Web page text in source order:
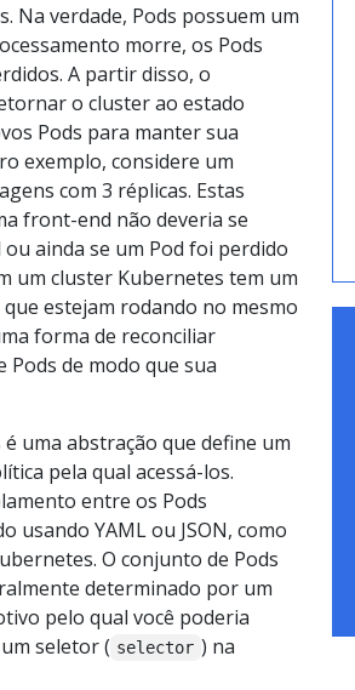
Na verdade, Pods possuem um
morre, os Pods
A partir disso, o
o cluster ao estado
Pods para manter sua
exemplo, considere um
com 3 réplicas. Estas
front-end não deveria se
ainda se um Pod foi perdido
um cluster Kubernetes tem um
estejam rodando no mesmo
forma de reconciliar
de modo que sua
uma abstração que define um
pela qual acessá-los.
entre os Pods
usando YAML ou JSON, como
O conjunto de Pods
determinado por um
pelo qual você poderia
seletor ( selector ) na